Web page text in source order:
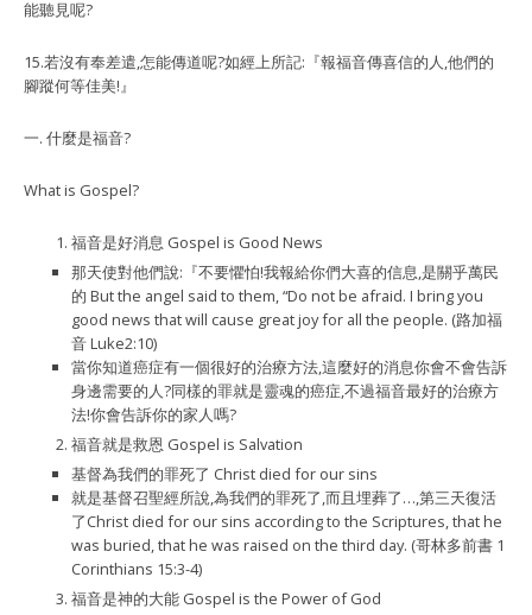
能聽見呢?
15.若沒有奉差遣,怎能傳道呢?如經上所記:『報福音傳喜信的人,他們的
腳蹤何等佳美!』
一. 什麼是福音?
What is Gospel?
福音是好消息 Gospel is Good News
那天使對他們說:『不要懼怕!我報給你們大喜的信息,是關乎萬⺠
的 But the angel said to them, “Do not be afraid. I bring you
good news that will cause great joy for all the people. (路加福
音 Luke2:10)
當你知道癌症有一個很好的治療方法,這麼好的消息你會不會告訴
身邊需要的人?同樣的罪就是靈魂的癌症,不過福音最好的治療方
法!你會告訴你的家人嗎?
福音就是救恩 Gospel is Salvation
基督為我們的罪死了 Christ died for our sins
就是基督召聖經所說,為我們的罪死了,而且埋葬了…,第三天復活
了Christ died for our sins according to the Scriptures, that he
was buried, that he was raised on the third day. (哥林多前書 1
Corinthians 15:3-4)
福音是神的大能 Gospel is the Power of God